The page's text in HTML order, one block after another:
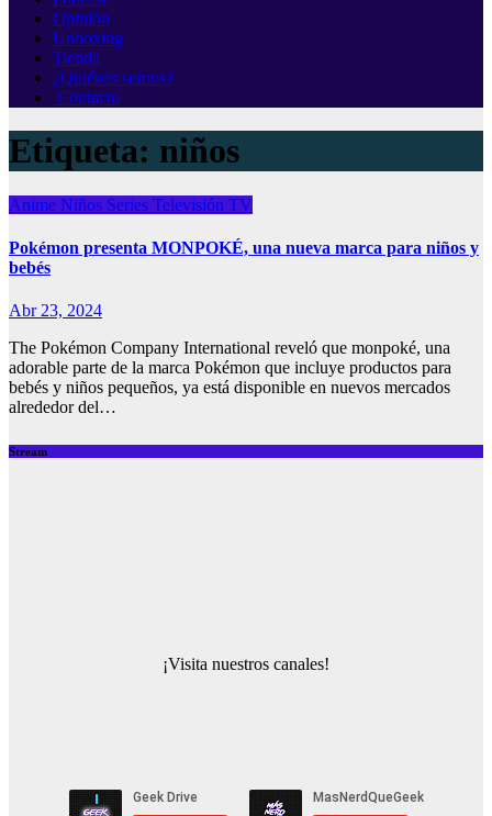
Opinión
Unboxing
Tienda
¿Quiénes somos?
Contacto
Etiqueta: niños
Anime Niños Series Televisión TV
Pokémon presenta MONPOKÉ, una nueva marca para niños y
bebés
Abr 23, 2024
The Pokémon Company International reveló que monpoké, una
adorable parte de la marca Pokémon que incluye productos para
bebés y niños pequeños, ya está disponible en nuevos mercados
alrededor del…
Stream
¡Visita nuestros canales!